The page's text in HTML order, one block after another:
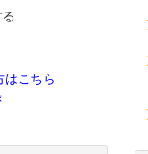
はこちら